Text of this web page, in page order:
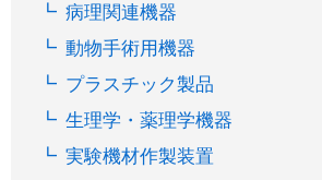
病理関連機器
動物手術用機器
プラスチック製品
生理学・薬理学機器
実験機材作製装置